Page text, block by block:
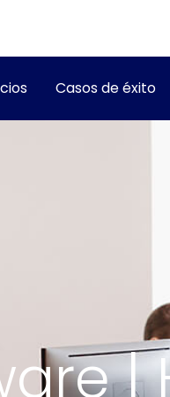
Casos de éxito
|